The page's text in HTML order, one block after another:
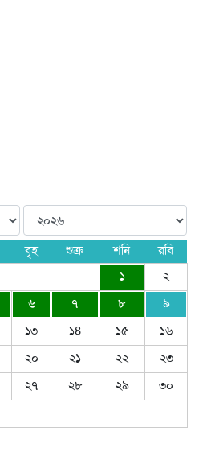
বৃহ শুক্র শনি
রবি
১
২
৬ ৭ ৮
৯
১৩ ১৪ ১৫
১৬
২০ ২১ ২২
২৩
২৭ ২৮ ২৯
৩০